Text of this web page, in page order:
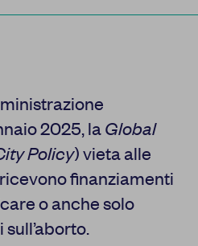
2025, laGlobal
Policy) vieta alle
finanziamenti
o anche solo